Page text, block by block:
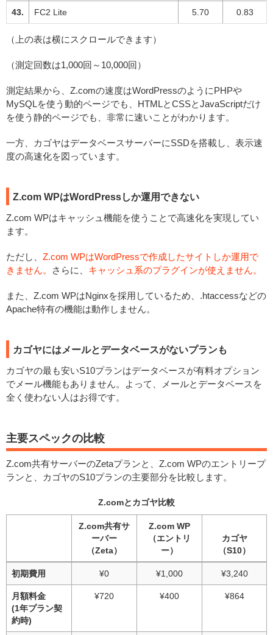
FC2 Lite 5.70 0.83
（上の表は横にスクロールできます）
（測定回数は1,000回～10,000回）
測定結果から、Z.comの速度はWordPressのようにPHPや
MySQLを使う動的ページでも、HTMLとCSSとJavaScriptだけ
を使う静的ページでも、非常に速いことがわかります。
一方、カゴヤはデータベースサーバーにSSDを搭載し、表示速
度の高速化を図っています。
Z.com WPはWordPressしか運用できない
Z.com WPはキャッシュ機能を使うことで高速化を実現してい
ます。
ただし、 Z.com WPはWordPressで作成したサイトしか運用で
きません。
さらに、 キャッシュ系のプラグインが使えません。
また、Z.com WPはNginxを採用しているため、.htaccessなどの
Apache特有の機能は動作しません。
カゴヤにはメールとデータベースがないプランも
カゴヤの最も安いS10プランはデータベースが有料オプション
でメール機能もありません。よって、メールとデータベースを
全く使わない人はお得です。
主要スペックの比較
Z.com共有サーバーのZetaプランと、Z.com WPのエントリープ
ランと、カゴヤのS10プランの主要部分を比較します。
Z.comとカゴヤ比較
Z.com共有サ
ーバー
（Zeta）
Z.com WP
（エントリ
ー）
カゴヤ
（S10）
初期費用 ¥0 ¥1,000 ¥3,240
月額料金
(1年プラン契
約時)
¥720 ¥400 ¥864